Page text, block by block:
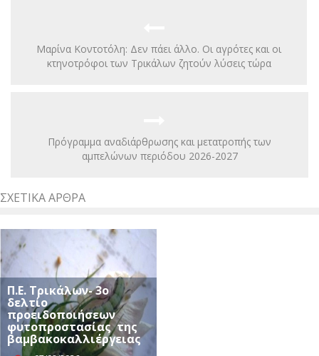
Μαρίνα Κοντοτόλη: Δεν πάει άλλο. Οι αγρότες και οι
κτηνοτρόφοι των Τρικάλων ζητούν λύσεις τώρα
Πρόγραμμα αναδιάρθρωσης και μετατροπής των
αμπελώνων περιόδου 2026-2027
ΣΧΕΤΙΚΆ ΆΡΘΡΑ
Π.Ε. Τρικάλων- 3ο
δελτίο
προειδοποιήσεων
φυτοπροστασίας της
βαμβακοκαλλιέργειας